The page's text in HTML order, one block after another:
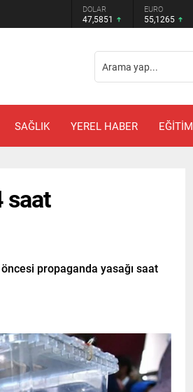
DOLAR
47,5851
EURO
55,1265
SAĞLIK YEREL HABER EĞİTİM
saat
propaganda yasağı saat